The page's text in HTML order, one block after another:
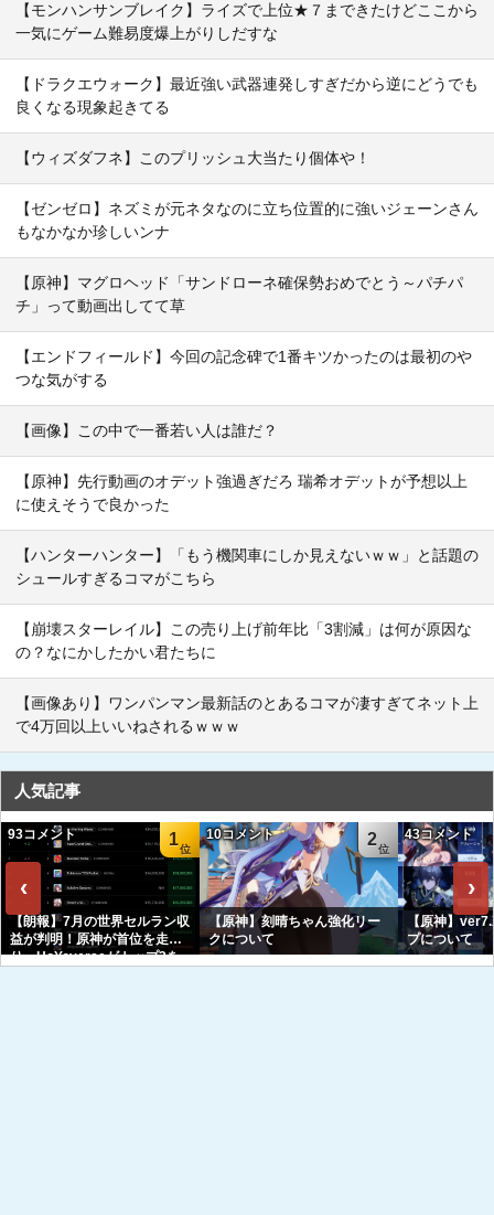
【モンハンサンブレイク】ライズで上位★７まできたけどここから
一気にゲーム難易度爆上がりしだすな
【ドラクエウォーク】最近強い武器連発しすぎだから逆にどうでも
良くなる現象起きてる
【ウィズダフネ】このプリッシュ大当たり個体や！
【ゼンゼロ】ネズミが元ネタなのに立ち位置的に強いジェーンさん
もなかなか珍しいンナ
【原神】マグロヘッド「サンドローネ確保勢おめでとう～パチパ
チ」って動画出してて草
【エンドフィールド】今回の記念碑で1番キツかったのは最初のや
つな気がする
【画像】この中で一番若い人は誰だ？
【原神】先行動画のオデット強過ぎだろ 瑞希オデットが予想以上
に使えそうで良かった
【ハンターハンター】「もう機関車にしか見えないｗｗ」と話題の
シュールすぎるコマがこちら
【崩壊スターレイル】この売り上げ前年比「3割減」は何が原因な
の？なにかしたかい君たちに
【画像あり】ワンパンマン最新話のとあるコマが凄すぎてネット上
で4万回以上いいねされるｗｗｗ
人気記事
‹
1
93コメント
【朗報】7月の世界セルラン収
益が判明！原神が首位を走
り、HoYoverseがトップ3を
2
10コメント
【原神】刻晴ちゃん強化リー
クについて
43コメント
【原神】
プについて
›